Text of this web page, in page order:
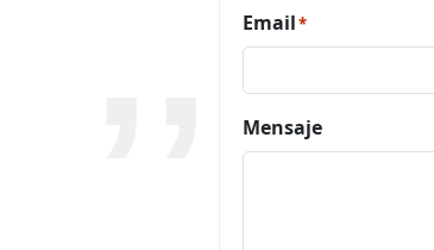
Email*
Mensaje